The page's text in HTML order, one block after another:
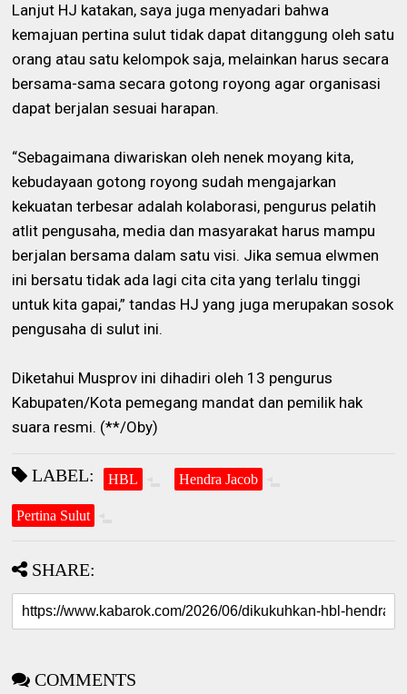
Lanjut HJ katakan, saya juga menyadari bahwa
kemajuan pertina sulut tidak dapat ditanggung oleh satu
orang atau satu kelompok saja, melainkan harus secara
bersama-sama secara gotong royong agar organisasi
dapat berjalan sesuai harapan.
“Sebagaimana diwariskan oleh nenek moyang kita,
kebudayaan gotong royong sudah mengajarkan
kekuatan terbesar adalah kolaborasi, pengurus pelatih
atlit pengusaha, media dan masyarakat harus mampu
berjalan bersama dalam satu visi. Jika semua elwmen
ini bersatu tidak ada lagi cita cita yang terlalu tinggi
untuk kita gapai,” tandas HJ yang juga merupakan sosok
pengusaha di sulut ini.
Diketahui Musprov ini dihadiri oleh 13 pengurus
Kabupaten/Kota pemegang mandat dan pemilik hak
suara resmi. (**/Oby)
LABEL: HBL Hendra Jacob
Pertina Sulut
SHARE:
COMMENTS